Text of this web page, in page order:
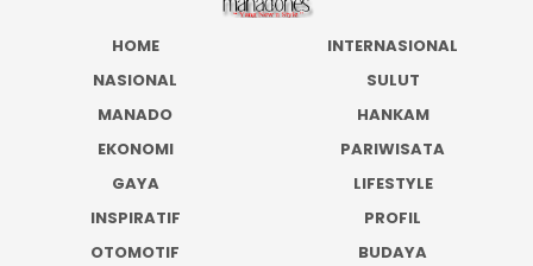
HOME
INTERNASIONAL
NASIONAL
SULUT
MANADO
HANKAM
EKONOMI
PARIWISATA
GAYA
LIFESTYLE
INSPIRATIF
PROFIL
OTOMOTIF
BUDAYA